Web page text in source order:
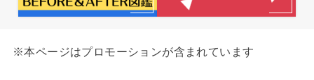
※本ページはプロモーションが含まれています